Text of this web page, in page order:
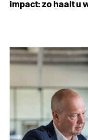
impact: zo haalt u